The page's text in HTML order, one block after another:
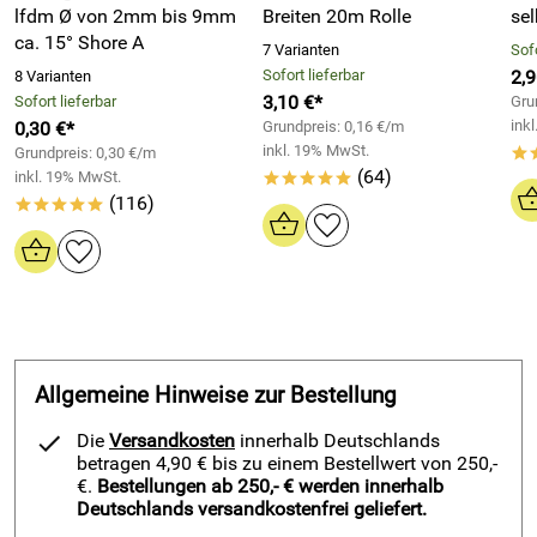
Oberflächen
unbedingt im Originalbehälter lagern
VORSICHT: Aerosol steht unter Druck. Von direkter
Sonneneinstrahlung und Temperaturen über 50 °C
fernhalten
Behälter dicht und geschlossen an einem trockenen,
kühlen und gut gelüfteten Ort aufbewahren
Lagervorschriften für Aerosole beachten
Von Nahrungsmitteln, Getränken und Futtermitteln
selbstentzündlichen Stoffen lagern.
Lagerklasse (LGK): 2B, Druckgaspackungen
(Aerosolpackungen)
Achtung¹ Sprühkleber extra stark - für raue u. unebene
Oberflächen
lfdm Ø von 2mm bis 9mm
ca. 15° Shore A
8 Varianten
Sofort lieferbar
0,30 €*
Grundpreis: 0,30 €/m
inkl. 19% MwSt.
***** (116)
Breiten 20m Rolle
7 Varianten
Sofort lieferbar
3,10 €*
Grundpreis: 0,16 €/m
inkl. 19% MwSt.
***** (64)
Allgemeine Hinweise zur Bestellung
Die Versandkosten innerhalb Deutschlands
betragen 4,90 € bis zu einem Bestellwert von 250,-
€. Bestellungen ab 250,- € werden innerhalb
Deutschlands versandkostenfrei geliefert.